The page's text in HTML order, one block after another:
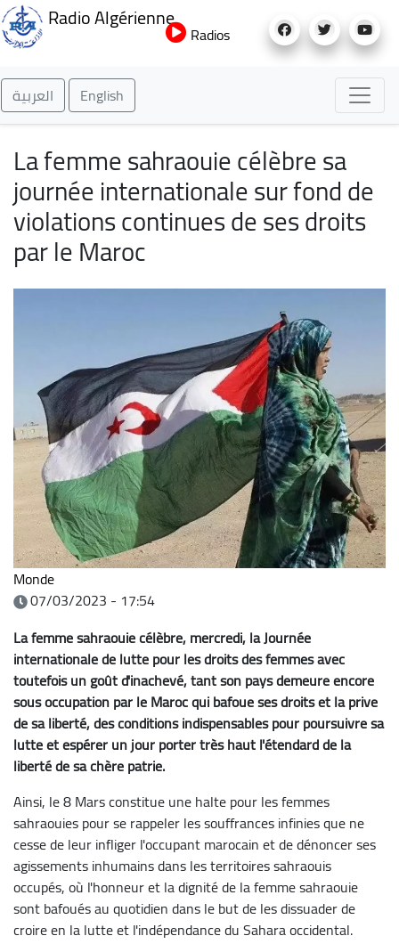
au
Radio Algérienne
Radios
العربية English
La femme sahraouie célèbre sa
journée internationale sur fond de
violations continues de ses droits
par le Maroc
Monde
07/03/2023 - 17:54
La femme sahraouie célèbre, mercredi, la Journée
internationale de lutte pour les droits des femmes avec
toutefois un goût d'inachevé, tant son pays demeure encore
sous occupation par le Maroc qui bafoue ses droits et la prive
de sa liberté, des conditions indispensables pour poursuivre sa
lutte et espérer un jour porter très haut l'étendard de la
liberté de sa chère patrie.
Ainsi, le 8 Mars constitue une halte pour les femmes
sahraouies pour se rappeler les souffrances infinies que ne
cesse de leur infliger l'occupant marocain et de dénoncer ses
agissements inhumains dans les territoires sahraouis
occupés, où l'honneur et la dignité de la femme sahraouie
sont bafoués au quotidien dans le but de les dissuader de
croire en la lutte et l'indépendance du Sahara occidental.